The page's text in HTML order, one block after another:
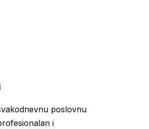
poslovnu
i